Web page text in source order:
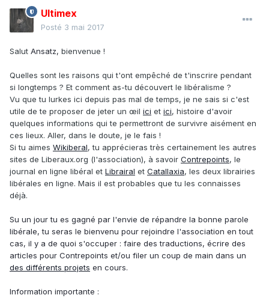
Ultimex
Posté 3 mai 2017
Salut Ansatz, bienvenue !
Quelles sont les raisons qui t'ont empêché de t'inscrire pendant
si longtemps ? Et comment as-tu découvert le libéralisme ?
Vu que tu lurkes ici depuis pas mal de temps, je ne sais si c'est
utile de te proposer de jeter un œil ici et ici, histoire d'avoir
quelques informations qui te permettront de survivre aisément en
ces lieux. Aller, dans le doute, je le fais !
Si tu aimes Wikiberal, tu apprécieras très certainement les autres
sites de Liberaux.org (l'association), à savoir Contrepoints, le
journal en ligne libéral et Librairal et Catallaxia, les deux librairies
libérales en ligne. Mais il est probables que tu les connaisses
déjà.
Su un jour tu es gagné par l'envie de répandre la bonne parole
libérale, tu seras le bienvenu pour rejoindre l'association en tout
cas, il y a de quoi s'occuper : faire des traductions, écrire des
articles pour Contrepoints et/ou filer un coup de main dans un
des différents projets en cours.
Information importante :